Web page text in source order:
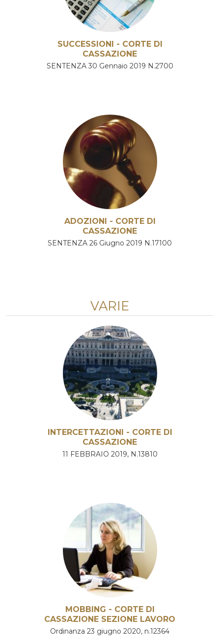
SUCCESSIONI - CORTE DI
CASSAZIONE
SENTENZA 30 Gennaio 2019 N.2700
ADOZIONI - CORTE DI
CASSAZIONE
SENTENZA 26 Giugno 2019 N.17100
VARIE
INTERCETTAZIONI - CORTE DI
CASSAZIONE
11 FEBBRAIO 2019, N.13810
MOBBING - CORTE DI
CASSAZIONE SEZIONE LAVORO
Ordinanza 23 giugno 2020, n.12364